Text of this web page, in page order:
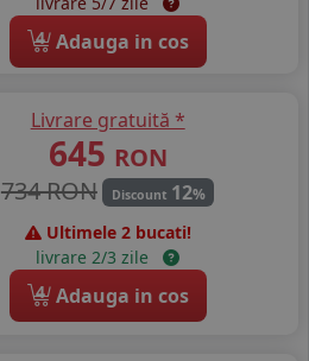
4 Adauga in cos
Livrare gratuită *
645 RON
734 RON
Discount 12%
Ultimele 2 bucati!
livrare 2/3 zile
4 Adauga in cos